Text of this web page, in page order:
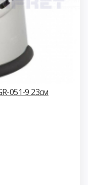
051-9 23см